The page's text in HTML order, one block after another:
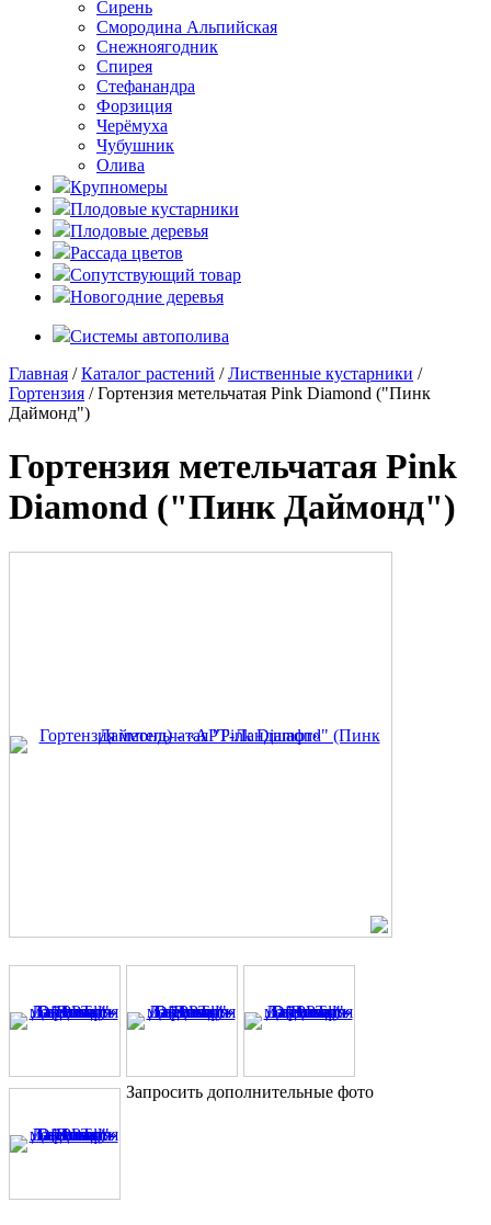
Сирень
Смородина Альпийская
Снежноягодник
Спирея
Стефанандра
Форзиция
Черёмуха
Чубушник
Олива
Крупномеры
Плодовые кустарники
Плодовые деревья
Рассада цветов
Сопутствующий товар
Новогодние деревья
Системы автополива
Главная /Каталог растений /Лиственные кустарники /
Гортензия / Гортензия метельчатая Pink Diamond ("Пинк
Даймонд")
Гортензия метельчатая Pink
Diamond ("Пинк Даймонд")
Запросить дополнительные фото